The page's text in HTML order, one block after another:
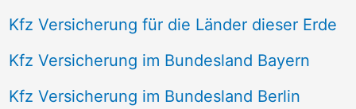
Kfz Versicherung für die Länder dieser Erde
Kfz Versicherung im Bundesland Bayern
Kfz Versicherung im Bundesland Berlin